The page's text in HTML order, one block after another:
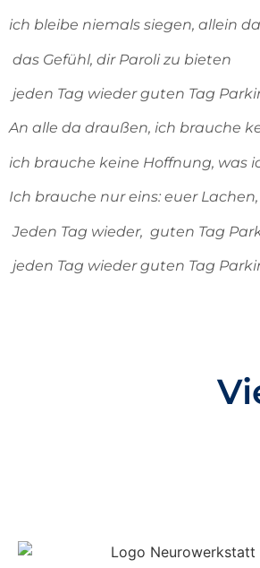
ich bleibe niemals siegen, allein
das Gefühl, dir Paroli zu bieten
jeden Tag wieder guten Tag
An alle da draußen, ich brauche
ich brauche keine Hoffnung, was
Ich brauche nur eins: euer Lachen,
Jeden Tag wieder, guten Tag
jeden Tag wieder guten Tag